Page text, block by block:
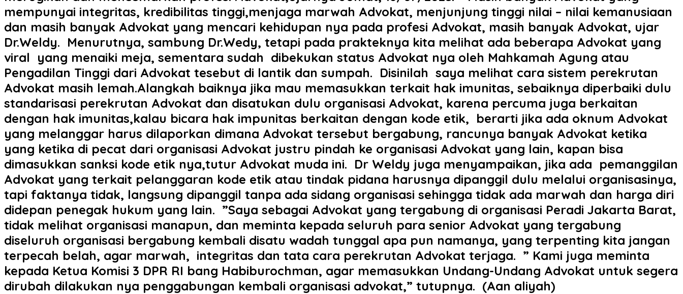
mempunyai integritas, kredibilitas tinggi,menjaga marwah Advokat, menjunjung tinggi nilai – nilai kemanusiaan
dan masih banyak Advokat yang mencari kehidupan nya pada profesi Advokat, masih banyak Advokat, ujar
Dr.Weldy. ‎ ‎Menurutnya, sambung Dr.Wedy, tetapi pada prakteknya kita melihat ada beberapa Advokat yang
viral yang menaiki meja, sementara sudah dibekukan status Advokat nya oleh Mahkamah Agung atau
Pengadilan Tinggi dari Advokat tesebut di lantik dan sumpah. ‎ ‎Disinilah saya melihat cara sistem perekrutan
Advokat masih lemah.Alangkah baiknya jika mau memasukkan terkait hak imunitas, sebaiknya diperbaiki dulu
standarisasi perekrutan Advokat dan disatukan dulu organisasi Advokat, karena percuma juga berkaitan
dengan hak imunitas,kalau bicara hak impunitas berkaitan dengan kode etik, berarti jika ada oknum Advokat
yang melanggar harus dilaporkan dimana Advokat tersebut bergabung, rancunya banyak Advokat ketika
yang ketika di pecat dari organisasi Advokat justru pindah ke organisasi Advokat yang lain, kapan bisa
dimasukkan sanksi kode etik nya,tutur Advokat muda ini. ‎ ‎Dr Weldy juga menyampaikan, jika ada pemanggilan
Advokat yang terkait pelanggaran kode etik atau tindak pidana harusnya dipanggil dulu melalui organisasinya,
tapi faktanya tidak, langsung dipanggil tanpa ada sidang organisasi sehingga tidak ada marwah dan harga diri
didepan penegak hukum yang lain. ‎ ‎”Saya sebagai Advokat yang tergabung di organisasi Peradi Jakarta Barat,
tidak melihat organisasi manapun, dan meminta kepada seluruh para senior Advokat yang tergabung
diseluruh organisasi bergabung kembali disatu wadah tunggal apa pun namanya, yang terpenting kita jangan
terpecah belah, agar marwah, integritas dan tata cara perekrutan Advokat terjaga. ‎ ‎” Kami juga meminta
kepada Ketua Komisi 3 DPR RI bang Habiburochman, agar memasukkan Undang-Undang Advokat untuk segera
dirubah dilakukan nya penggabungan kembali organisasi advokat,” tutupnya. ‎ ‎(Aan aliyah) ‎